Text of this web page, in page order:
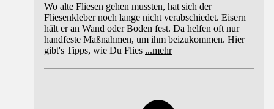
Wo alte Fliesen gehen mussten, hat sich der
Fliesenkleber noch lange nicht verabschiedet. Eisern
hält er an Wand oder Boden fest. Da helfen oft nur
handfeste Maßnahmen, um ihm beizukommen. Hier
gibt's Tipps, wie Du Flies ...mehr